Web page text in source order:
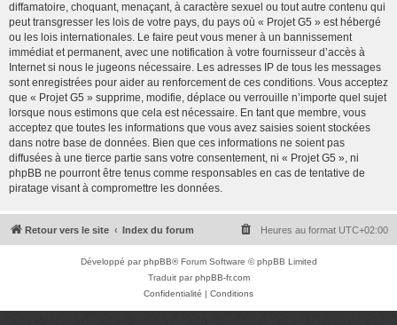
diffamatoire, choquant, menaçant, à caractère sexuel ou tout autre contenu qui
peut transgresser les lois de votre pays, du pays où « Projet G5 » est hébergé
ou les lois internationales. Le faire peut vous mener à un bannissement
immédiat et permanent, avec une notification à votre fournisseur d’accès à
Internet si nous le jugeons nécessaire. Les adresses IP de tous les messages
sont enregistrées pour aider au renforcement de ces conditions. Vous acceptez
que « Projet G5 » supprime, modifie, déplace ou verrouille n’importe quel sujet
lorsque nous estimons que cela est nécessaire. En tant que membre, vous
acceptez que toutes les informations que vous avez saisies soient stockées
dans notre base de données. Bien que ces informations ne soient pas
diffusées à une tierce partie sans votre consentement, ni « Projet G5 », ni
phpBB ne pourront être tenus comme responsables en cas de tentative de
piratage visant à compromettre les données.
Retour vers le site Index du forum Heures au format UTC+02:00
Développé parphpBB® Forum Software © phpBB Limited
Traduit parphpBB-fr.com
Confidentialité | Conditions